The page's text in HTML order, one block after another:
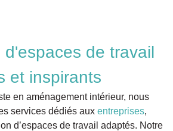
de travail
et inspirants
en aménagement intérieur, nous
services dédiés aux entreprises,
d’espaces de travail adaptés. Notre